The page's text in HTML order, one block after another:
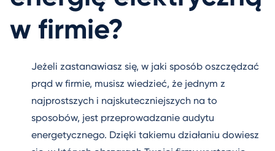
w firmie?
Jeżeli zastanawiasz się, w jaki sposób oszczędzać
prąd w firmie, musisz wiedzieć, że jednym z
najprostszych i najskuteczniejszych na to
sposobów, jest przeprowadzanie audytu
energetycznego. Dzięki takiemu działaniu dowiesz